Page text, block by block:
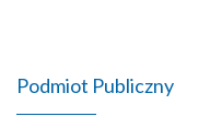
Podmiot Publiczny